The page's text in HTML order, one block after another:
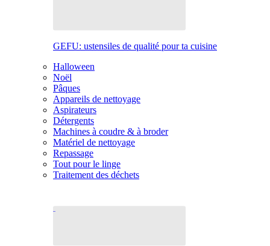
GEFU: ustensiles de qualité pour ta cuisine
Halloween
Noël
Pâques
Appareils de nettoyage
Aspirateurs
Détergents
Machines à coudre & à broder
Matériel de nettoyage
Repassage
Tout pour le linge
Traitement des déchets